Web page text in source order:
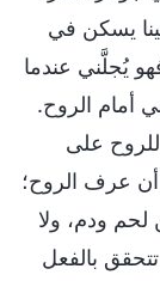
يسكن في
يُجلَّني عندما
أمام الروح.
للروح على
أن عرف الروح؛
ودم، ولا
بالفعل